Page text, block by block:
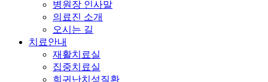
병원장 인사말
의료진 소개
오시는 길
치료안내
재활치료실
집중치료실
희귀난치성질환